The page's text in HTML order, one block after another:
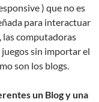
) que no es
para interactuar
las computadoras
sin importar el
son los blogs.
un Blog y una